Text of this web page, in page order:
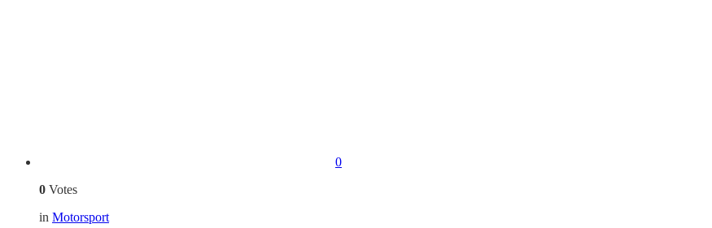
0
0 Votes
in Motorsport